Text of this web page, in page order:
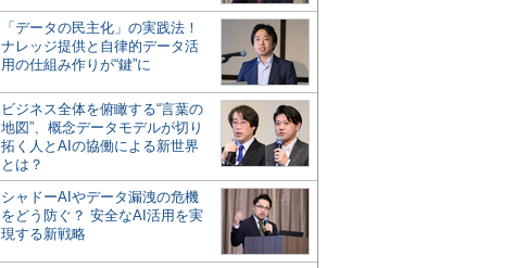
「データの民主化」の実践法！
ナレッジ提供と自律的データ活
用の仕組み作りが“鍵”に
ビジネス全体を俯瞰する“言葉の
地図”、概念データモデルが切り
拓く人とAIの協働による新世界
とは？
シャドーAIやデータ漏洩の危機
をどう防ぐ？ 安全なAI活用を実
現する新戦略